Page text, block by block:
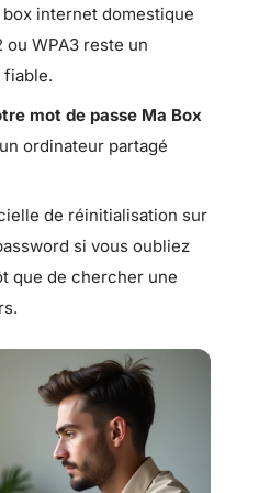
internet domestique
ou WPA3 reste un
mot de passe Ma Box
ordinateur partagé
de réinitialisation sur
si vous oubliez
que de chercher une